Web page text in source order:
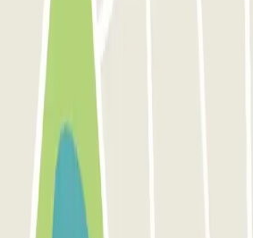
réservés
Gare de Lyon Parking Gare Montparnasse
- Roissy Aeroport
Garros La Réunion P4 Longue Durée
Parking Aéroport Beauvais